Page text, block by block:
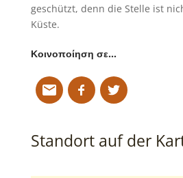
geschützt, denn die Stelle ist
Küste.
Κοινοποίηση σε…
Standort auf der